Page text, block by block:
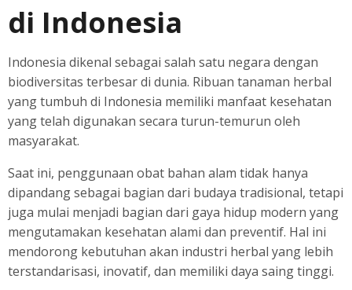
di Indonesia
Indonesia dikenal sebagai salah satu negara dengan
biodiversitas terbesar di dunia. Ribuan tanaman herbal
yang tumbuh di Indonesia memiliki manfaat kesehatan
yang telah digunakan secara turun-temurun oleh
masyarakat.
Saat ini, penggunaan obat bahan alam tidak hanya
dipandang sebagai bagian dari budaya tradisional, tetapi
juga mulai menjadi bagian dari gaya hidup modern yang
mengutamakan kesehatan alami dan preventif. Hal ini
mendorong kebutuhan akan industri herbal yang lebih
terstandarisasi, inovatif, dan memiliki daya saing tinggi.